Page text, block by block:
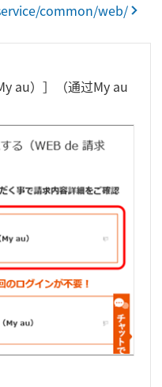
common/web/
au）］（通过My au